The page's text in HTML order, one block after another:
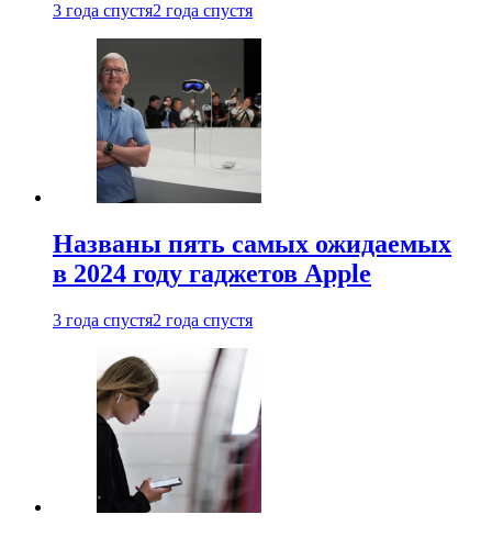
3 года спустя2 года спустя
Названы пять самых ожидаемых
в 2024 году гаджетов Apple
3 года спустя2 года спустя